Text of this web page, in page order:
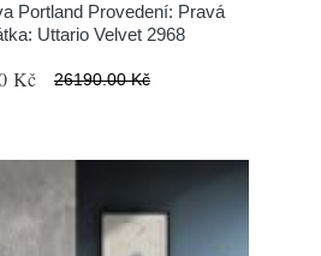
Portland Provedení: Pravá
Uttario Velvet 2968
Kč 26190.00 Kč